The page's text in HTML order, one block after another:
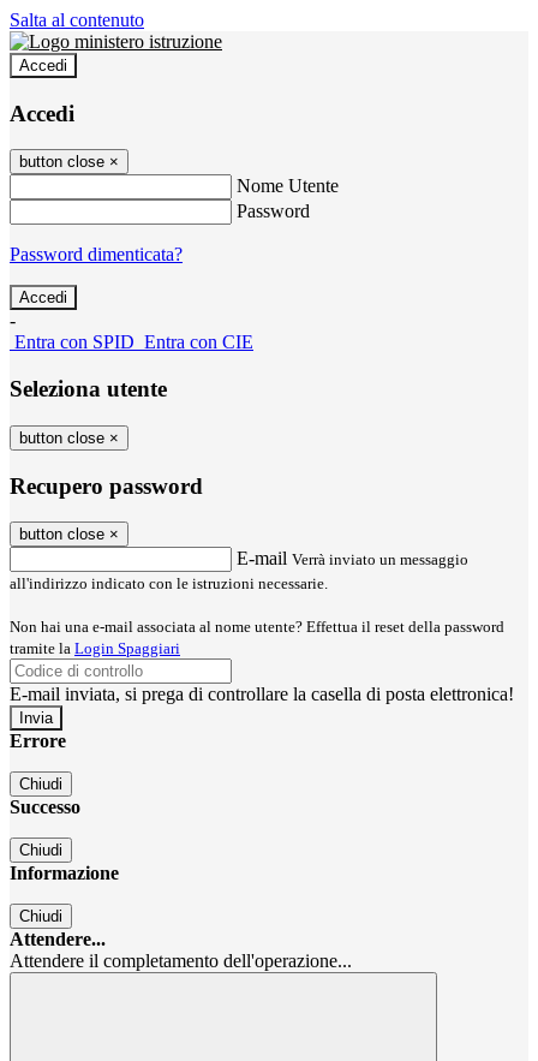
Salta al contenuto
Accedi
Accedi
button close ×
Nome Utente
Password
Password dimenticata?
-
Entra con SPID Entra con CIE
Seleziona utente
button close ×
Recupero password
button close ×
E-mail Verrà inviato un messaggio
all'indirizzo indicato con le istruzioni necessarie.
Non hai una e-mail associata al nome utente? Effettua il reset della password
tramite la Login Spaggiari
E-mail inviata, si prega di controllare la casella di posta elettronica!
Errore
Chiudi
Successo
Chiudi
Informazione
Chiudi
Attendere...
Attendere il completamento dell'operazione...